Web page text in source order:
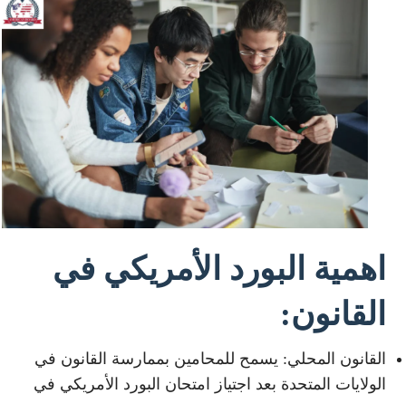
اهمية البورد الأمريكي في
القانون:
القانون المحلي: يسمح للمحامين بممارسة القانون في
الولايات المتحدة بعد اجتياز امتحان البورد الأمريكي في